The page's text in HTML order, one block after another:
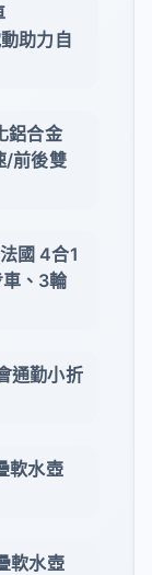
助力自
鋁合金
/前後雙
國 4合1
、3輪
通勤小折
軟水壺
軟水壺